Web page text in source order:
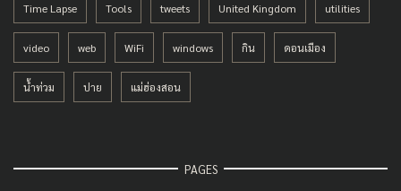
Time Lapse Tools tweets United Kingdom utilities
video web WiFi windows กิน ดอนเมือง
น้ำท่วม ปาย แม่ฮ่องสอน
PAGES